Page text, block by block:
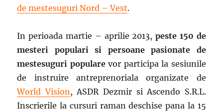
de mestesuguri Nord – Vest.
In perioada martie – aprilie 2013,peste 150 de
mesteri populari si persoane pasionate de
mestesuguri popularevor participa la sesiunile
de instruire antreprenoriala organizate de
World Vision, ASDR Dezmir si Ascendo S.R.L.
Inscrierile la cursuri raman deschise pana la 15